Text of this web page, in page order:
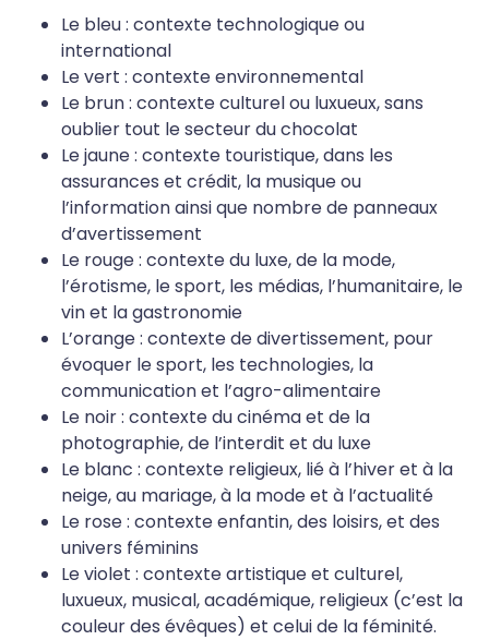
Le bleu : contexte technologique ou
international
Le vert : contexte environnemental
Le brun : contexte culturel ou luxueux, sans
oublier tout le secteur du chocolat
Le jaune : contexte touristique, dans les
assurances et crédit, la musique ou
l’information ainsi que nombre de panneaux
d’avertissement
Le rouge : contexte du luxe, de la mode,
l’érotisme, le sport, les médias, l’humanitaire, le
vin et la gastronomie
L’orange : contexte de divertissement, pour
évoquer le sport, les technologies, la
communication et l’agro-alimentaire
Le noir : contexte du cinéma et de la
photographie, de l’interdit et du luxe
Le blanc : contexte religieux, lié à l’hiver et à la
neige, au mariage, à la mode et à l’actualité
Le rose : contexte enfantin, des loisirs, et des
univers féminins
Le violet : contexte artistique et culturel,
luxueux, musical, académique, religieux (c’est la
couleur des évêques) et celui de la féminité.